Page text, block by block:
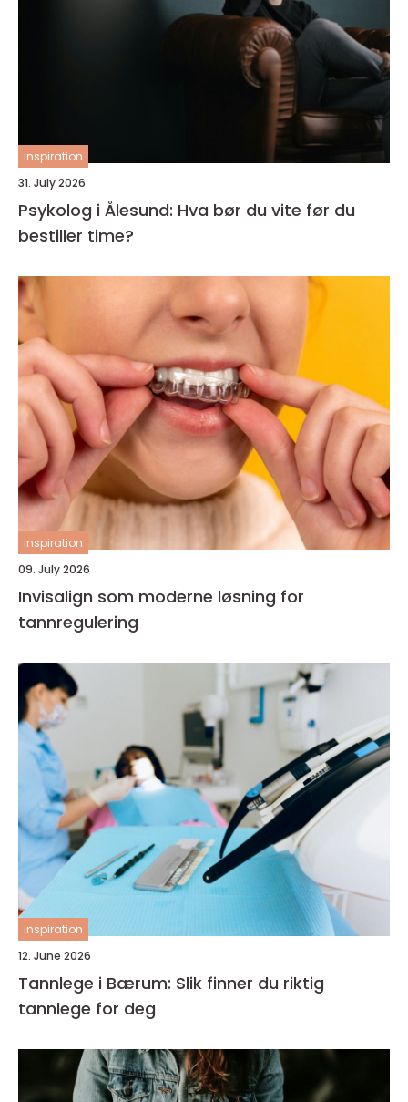
inspiration
31. July 2026
Psykolog i Ålesund: Hva bør du vite før du
bestiller time?
inspiration
09. July 2026
Invisalign som moderne løsning for
tannregulering
inspiration
12. June 2026
Tannlege i Bærum: Slik finner du riktig
tannlege for deg